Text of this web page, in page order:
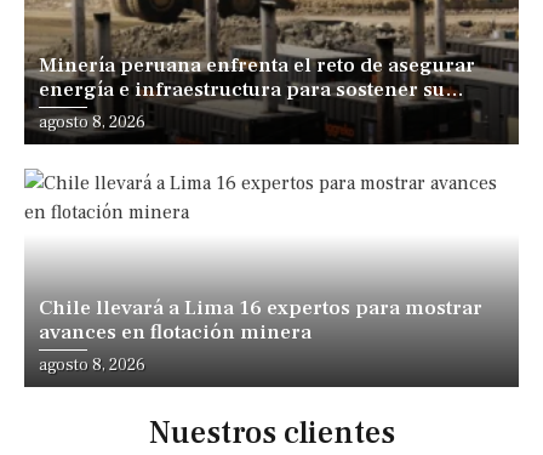
Minería peruana enfrenta el reto de asegurar
energía e infraestructura para sostener su
expansión
agosto 8, 2026
Chile llevará a Lima 16 expertos para mostrar
avances en flotación minera
agosto 8, 2026
Nuestros clientes